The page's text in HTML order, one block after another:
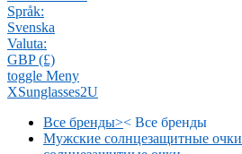
Språk:
Svenska
Valuta:
GBP (£)
toggle Meny
XSunglasses2U
Все бренды>< Все бренды
Мужские солнцезащитные очки